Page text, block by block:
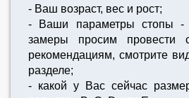
- Ваш возраст, вес и рост;
- Ваши параметры стопы -
замеры просим провести
рекомендациям, смотрите
разделе;
- какой у Вас сейчас